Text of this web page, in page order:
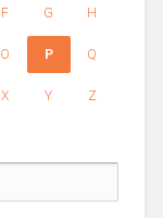
F G H
O P Q
X Y Z